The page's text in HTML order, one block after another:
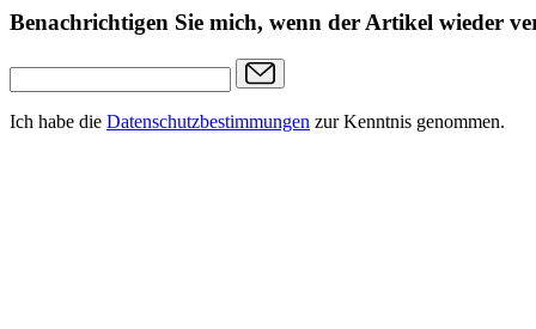
Benachrichtigen Sie mich, wenn der Artikel wieder
Ich habe die Datenschutzbestimmungen zur Kenntnis genommen.